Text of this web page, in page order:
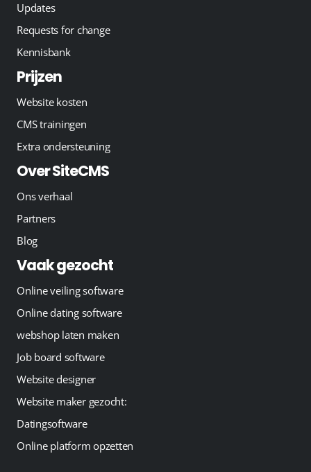
Updates
Requests for change
Kennisbank
Prijzen
Website kosten
CMS trainingen
Extra ondersteuning
Over SiteCMS
Ons verhaal
Partners
Blog
Vaak gezocht
Online veiling software
Online dating software
webshop laten maken
Job board software
Website designer
Website maker gezocht:
Datingsoftware
Online platform opzetten